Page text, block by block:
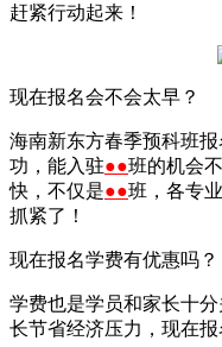
赶紧行动起来！
现在报名会不会太早？
海南新东方春季预科班
功，能入驻●●班的机会
快，不仅是●●班，各专
抓紧了！
现在报名学费有优惠吗？
学费也是学员和家长十
长节省经济压力，现在报